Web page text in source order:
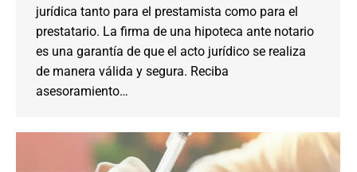
jurídica tanto para el prestamista como para el
prestatario. La firma de una hipoteca ante notario
es una garantía de que el acto jurídico se realiza
de manera válida y segura. Reciba
asesoramiento…